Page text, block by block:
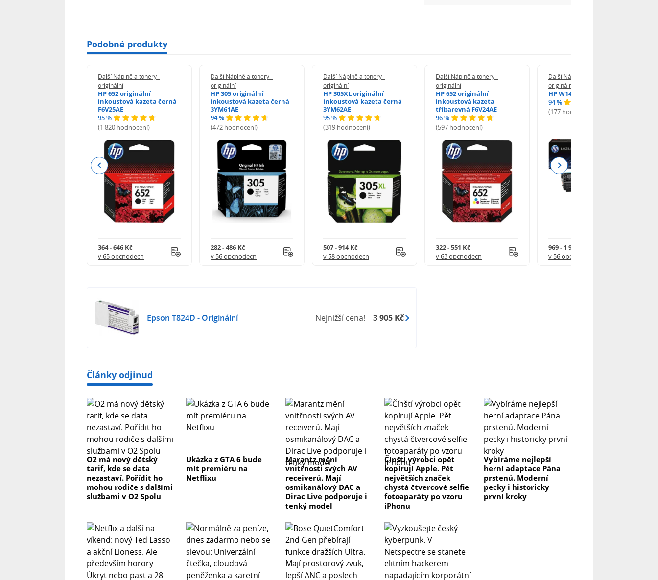
Podobné produkty
Další Náplně a tonery -
originální
HP 652 originální
inkoustová kazeta černá
F6V25AE
95 %
(1 820 hodnocení)
364 - 646 Kč
v 65 obchodech
Další Náplně a tonery -
originální
HP 305 originální
inkoustová kazeta černá
3YM61AE
94 %
(472 hodnocení)
282 - 486 Kč
v 56 obchodech
Další Náplně a tonery -
originální
HP 305XL originální
inkoustová kazeta černá
3YM62AE
95 %
(319 hodnocení)
507 - 914 Kč
v 58 obchodech
Další Náplně a tonery -
originální
HP 652 originální
inkoustová kazeta
tříbarevná F6V24AE
96 %
(597 hodnocení)
322 - 551 Kč
v 63 obchodech
Další Náplně a tonery -
originální
HP W1420A - originální
94 %
(177 hodnocení)
969 - 1 918 Kč
v 56 obchodech
Previous Next
Epson T824D - Originální Nejnižší cena! 3 905 Kč
Články odjinud
O2 má nový dětský
tarif, kde se data
nezastaví. Pořídit ho
mohou rodiče s dalšími
službami v O2 Spolu
Ukázka z GTA 6 bude
mít premiéru na
Netflixu
Marantz mění
vnitřnosti svých AV
receiverů. Mají
osmikanálový DAC a
Dirac Live podporuje i
tenký model
Čínští výrobci opět
kopírují Apple. Pět
největších značek
chystá čtvercové selfie
fotoaparáty po vzoru
iPhonu
Vybíráme nejlepší
herní adaptace Pána
prstenů. Moderní
pecky i historicky
první kroky